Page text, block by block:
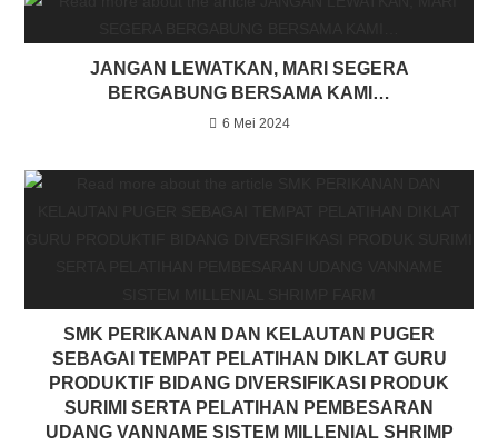
JANGAN LEWATKAN, MARI SEGERA
BERGABUNG BERSAMA KAMI…
6 Mei 2024
SMK PERIKANAN DAN KELAUTAN PUGER
SEBAGAI TEMPAT PELATIHAN DIKLAT GURU
PRODUKTIF BIDANG DIVERSIFIKASI PRODUK
SURIMI SERTA PELATIHAN PEMBESARAN
UDANG VANNAME SISTEM MILLENIAL SHRIMP